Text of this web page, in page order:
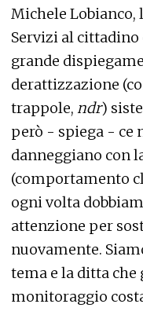
Michele Lobianco,
Servizi al
grande
derattizzazione
trappole, ndr)
però - spiega - ce
danneggiano con
(comportamento
ogni volta
attenzione per
nuovamente.
tema e la ditta che
monitoraggio